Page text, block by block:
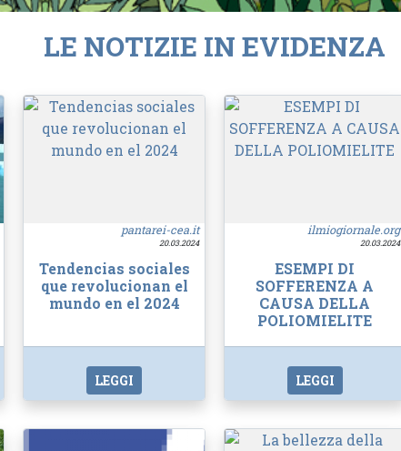
LE NOTIZIE IN EVIDENZA
pantarei-cea.it
20.03.2024
Tendencias sociales
que revolucionan el
mundo en el 2024
LEGGI
ilmiogiornale.org
20.03.2024
ESEMPI DI
SOFFERENZA A
CAUSA DELLA
POLIOMIELITE
LEGGI